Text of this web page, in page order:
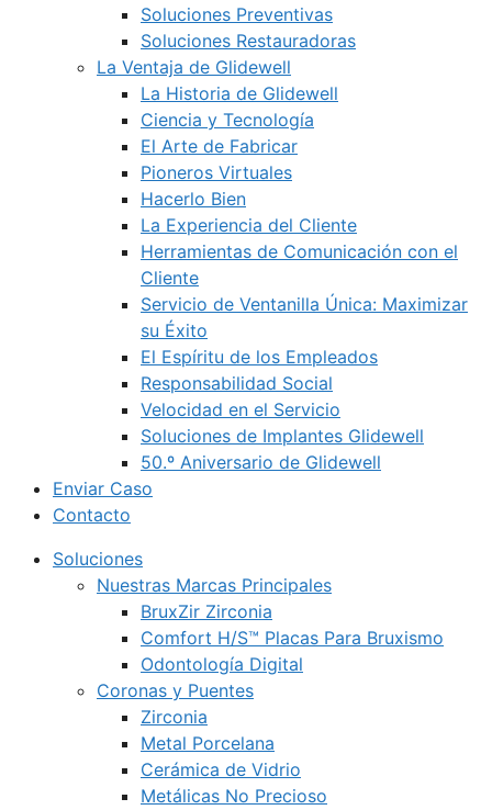
Soluciones Preventivas
Soluciones Restauradoras
La Ventaja de Glidewell
La Historia de Glidewell
Ciencia y Tecnología
El Arte de Fabricar
Pioneros Virtuales
Hacerlo Bien
La Experiencia del Cliente
Herramientas de Comunicación con el
Cliente
Servicio de Ventanilla Única: Maximizar
su Éxito
El Espíritu de los Empleados
Responsabilidad Social
Velocidad en el Servicio
Soluciones de Implantes Glidewell
50.º Aniversario de Glidewell
Enviar Caso
Contacto
Soluciones
Nuestras Marcas Principales
BruxZir Zirconia
Comfort H/S™ Placas Para Bruxismo
Odontología Digital
Coronas y Puentes
Zirconia
Metal Porcelana
Cerámica de Vidrio
Metálicas No Precioso